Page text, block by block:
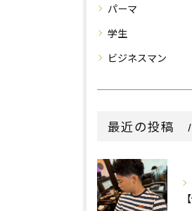
パーマ
学生
ビジネスマン
最近の投稿